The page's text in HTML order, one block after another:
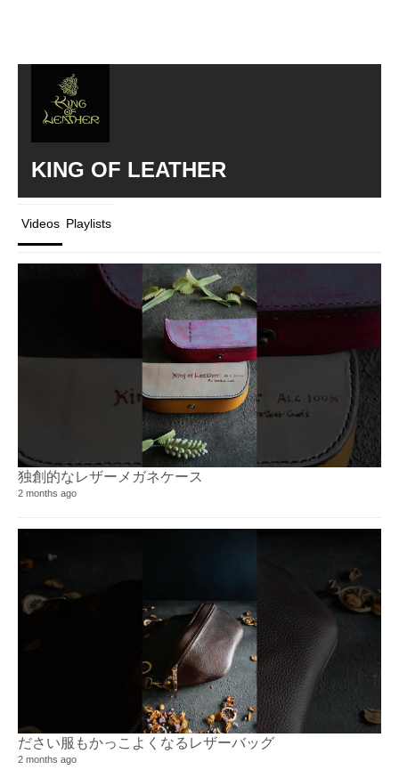
KING OF LEATHER
Videos Playlists
独創的なレザーメガネケース
2 months ago
ださい服もかっこよくなるレザーバッグ
2 months ago